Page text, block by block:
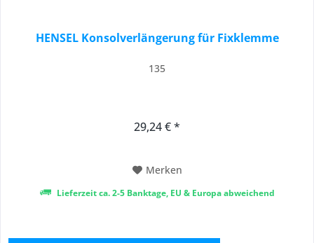
HENSEL Konsolverlängerung für Fixklemme
135
29,24 € *
Merken
Lieferzeit ca. 2-5 Banktage, EU & Europa abweichend